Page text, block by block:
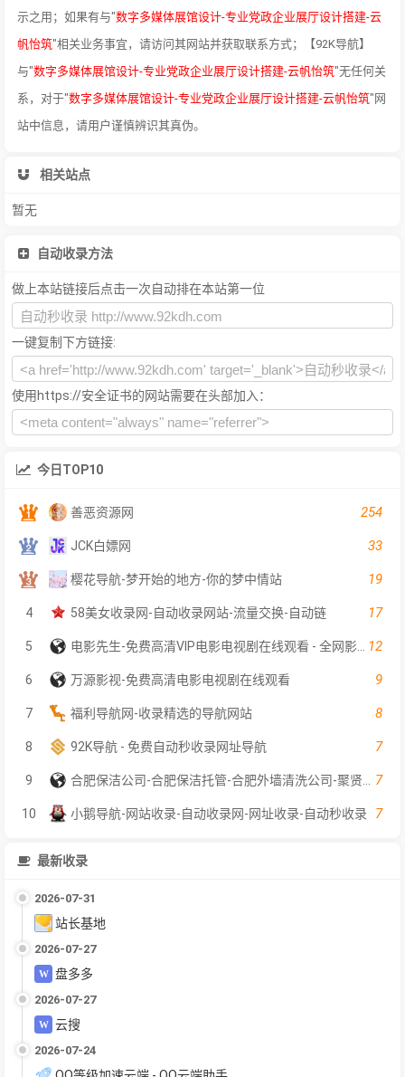
示之用；如果有与"数字多媒体展馆设计-专业党政企业展厅设计搭建-云
帆怡筑"相关业务事宜，请访问其网站并获取联系方式；【92K导航】
与"数字多媒体展馆设计-专业党政企业展厅设计搭建-云帆怡筑"无任何关
系，对于"数字多媒体展馆设计-专业党政企业展厅设计搭建-云帆怡筑"网
站中信息，请用户谨慎辨识其真伪。
相关站点
暂无
自动收录方法
做上本站链接后点击一次自动排在本站第一位
一键复制下方链接:
使用https://安全证书的网站需要在头部加入：
今日TOP10
善恶资源网 254
JCK白嫖网 33
樱花导航-梦开始的地方-你的梦中情站 19
4 58美女收录网-自动收录网站-流量交换-自动链 17
5 12
6 万源影视-免费高清电影电视剧在线观看 9
7 福利导航网-收录精选的导航网站 8
8 92K导航 - 免费自动秒收录网址导航 7
9 7
10 小鹅导航-网站收录-自动收录网-网址收录-自动秒收录 7
最新收录
2026-07-31
站长基地
2026-07-27
盘多多
2026-07-27
云搜
2026-07-24